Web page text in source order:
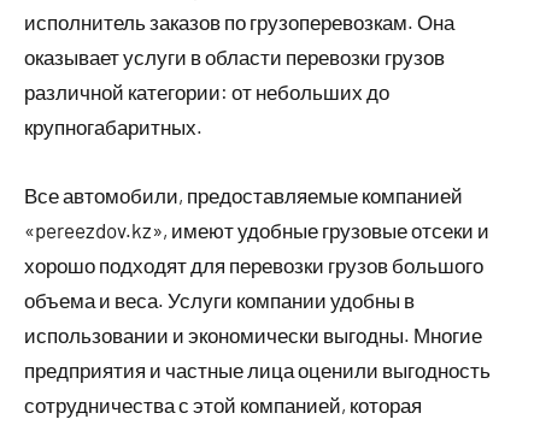
исполнитель заказов по грузоперевозкам. Она
оказывает услуги в области перевозки грузов
различной категории: от небольших до
крупногабаритных.
Все автомобили, предоставляемые компанией
«pereezdov.kz», имеют удобные грузовые отсеки и
хорошо подходят для перевозки грузов большого
объема и веса. Услуги компании удобны в
использовании и экономически выгодны. Многие
предприятия и частные лица оценили выгодность
сотрудничества с этой компанией, которая